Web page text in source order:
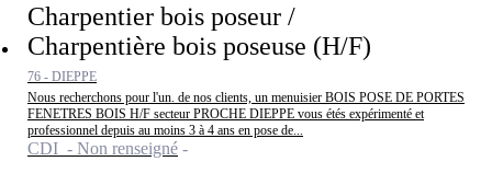
Charpentier bois poseur /
Charpentière bois poseuse (H/F)
76 - DIEPPE
Nous recherchons pour l'un. de nos clients, un menuisier BOIS POSE DE PORTES
FENETRES BOIS H/F secteur PROCHE DIEPPE vous étés expérimenté et
professionnel depuis au moins 3 à 4 ans en pose de...
CDI - Non renseigné